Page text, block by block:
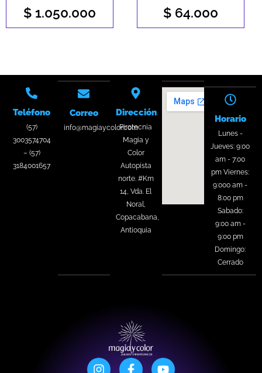
$ 1.050.000 $ 64.000
Teléfono
(57)
3003574704
– (57)
3184001657
Correo
info@magiaycolor.com
Dirección
Pirotecnia
Magia y
Color
Autopista
norte. #Km
14, Vda. El
Noral,
Copacabana,
Antioquia
Horario
Lunes -
Jueves: 9:00
am - 7:00
pm Viernes:
9:000 am -
8:00 pm
Sabado:
9:00 am -
9:00 pm
Domingo:
Cerrado
I
F
Y